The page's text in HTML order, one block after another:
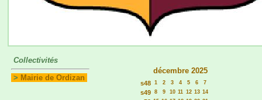
Collectivités
> Mairie de Ordizan
décembre 2025
s48 1 2 3 4 5 6 7
s49 8 9 10 11 12 13 14